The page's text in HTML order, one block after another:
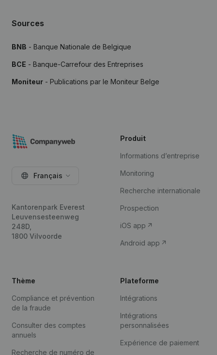
Sources
BNB - Banque Nationale de Belgique
BCE - Banque-Carrefour des Entreprises
Moniteur - Publications par le Moniteur Belge
Français
Kantorenpark Everest
Leuvensesteenweg
248D,
1800 Vilvoorde
Produit
Informations d’entreprise
Monitoring
Recherche internationale
Prospection
iOS app
Android app
Thème
Compliance et prévention
de la fraude
Consulter des comptes
annuels
Recherche de numéro de
Plateforme
Intégrations
Intégrations
personnalisées
Expérience de paiement